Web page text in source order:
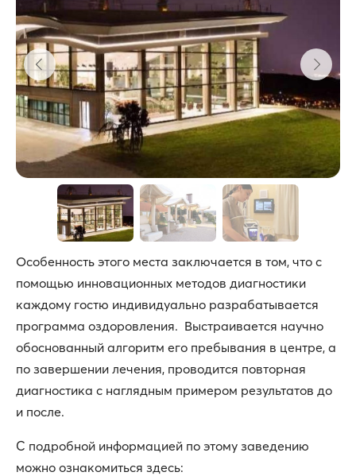
Особенность этого места заключается в том, что с
помощью инновационных методов диагностики
каждому гостю индивидуально разрабатывается
программа оздоровления. Выстраивается научно
обоснованный алгоритм его пребывания в центре, а
по завершении лечения, проводится повторная
диагностика с наглядным примером результатов до
и после.
С подробной информацией по этому заведению
можно ознакомиться здесь: